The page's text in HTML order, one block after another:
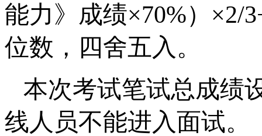
能力》成绩×70%）×2/
位数，四舍五入。
本次考试笔试总成绩
线人员不能进入面试。